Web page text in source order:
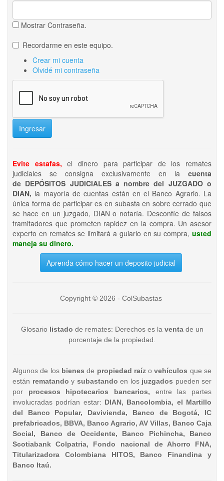
Mostrar Contraseña.
Recordarme en este equipo.
Crear mi cuenta
Olvidé mi contraseña
Ingresar
Evite estafas, el dinero para participar de los remates
judiciales se consigna exclusivamente en la cuenta
de DEPÓSITOS JUDICIALES a nombre del JUZGADO o
DIAN, la mayoría de cuentas están en el Banco Agrario. La
única forma de participar es en subasta en sobre cerrado que
se hace en un juzgado, DIAN o notaría. Desconfíe de falsos
tramitadores que prometen rapidez en la compra. Un asesor
experto en remates se limitará a guiarlo en su compra, usted
maneja su dinero.
Aprenda cómo hacer un deposito judicial
Copyright © 2026 - ColSubastas
Glosario listado de remates: Derechos es la ventade un
porcentaje de la propiedad.
Algunos de los bienesde propiedad raízo vehículos que se
están rematando y subastando en los juzgados pueden ser
por procesos hipotecarios bancarios, entre las partes
involucradas podrían estar: DIAN, Bancolombia, el Martillo
del Banco Popular, Davivienda, Banco de Bogotá, IC
prefabricados, BBVA, Banco Agrario, AV Villas, Banco Caja
Social, Banco de Occidente, Banco Pichincha, Banco
Scotiabank Colpatria, Fondo nacional de Ahorro FNA,
Titularizadora Colombiana HITOS, Banco Finandina y
Banco Itaú.